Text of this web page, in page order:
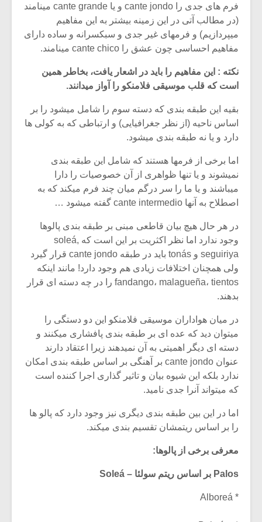
فرم های جدی را cante jondo و یا cante grande مینامند
(در مطالب آتی در این زمینه بیشتر به این مفاهیم
میپردازیم) و فرمهای غیر جدی و سبکسرانه و ساده دارای
مفاهیم احساسی چون عشق را cante chico مینامند.
نکته : این مفاهیم را باید در اشعار یافت، بخاطر همین
است که قلب موسیقی فلامنکو را آواز میدانند.
بقیه این طبقه بندی که دسته سوم را شامل میشود را بر
اساس ناحیه (از نظر جغرافیایی) و ارتباطی که به کولی ها
دارد و یا نه طبقه بندی میشود.
اما برخی از فرمها هستند که شامل این طبقه بندی
نمیشوند و یا تنها ظواهری از آن خصوصیات را دارا
میباشند و یا ما را سر درگم میان چند فرم میکند که به
اصطلاح به آنها cante intermedio گفته میشود …
در هر حال هیچ بیان قاطعی مبنی بر طبقه بندی پالوها
وجود ندارد اما نظر اکثریت بر این است که soleá,
seguiriya و tonás باید در طبقه cante jondo قرار گیرد
ولی همچنان اختلافات زیادی هم وجود دارد! مانند اینکه
fandango، malagueña، tientos را در چه دسته ای قرار
بدهند.
در میان هواداران موسیقی فلامنکو این دو دستگی را
میتوان دید که عده ای بر طبقه بندی پافشاری میکنند و
دسته ای دیگر اهمیتی به آن نمیدهند زیرا اعتقاد دارند
عنوان cante jondo بر آهنگی بر اساس طبقه بندی امکان
ندارد بلکه این شیوه بیان و تاثیر گذاری اجرا کننده است
که میتواند آنرا جدی نامید.
اما در این بین طبقه بندی دیگری نیز وجود دارد که پالو ها
را بر اساس ریتمشان تقسیم بندی میکند.
معرفی برخی از پالوها:
Palos بر اساس ریتم سولئا – Soleá
* Alboreá